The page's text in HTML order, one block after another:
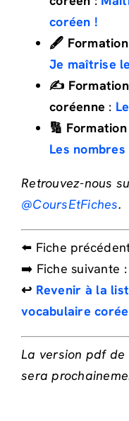
coréen !
🖋️ Formation
Je maîtrise
✍️ Formation
coréenne :
🔢
Les
Retrouvez-nous
@CoursEtFiches.
⬅️ Fiche
➡️ Fiche suivante :
↩️ Revenir à la
vocabulaire
La version pdf
sera